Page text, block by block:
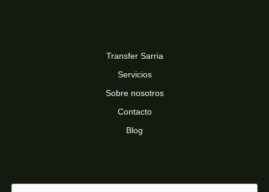
Transfer Sarria
Servicios
Sobre nosotros
Contacto
Blog